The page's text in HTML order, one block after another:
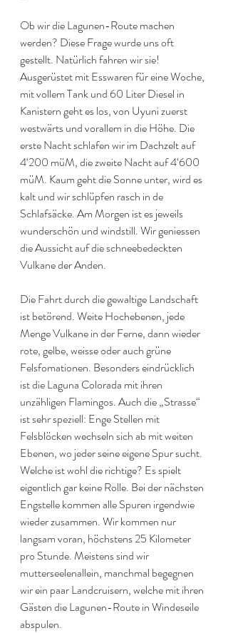
Ob wir die Lagunen-Route machen
werden? Diese Frage wurde uns oft
gestellt. Natürlich fahren wir sie!
Ausgerüstet mit Esswaren für eine Woche,
mit vollem Tank und 60 Liter Diesel in
Kanistern geht es los, von Uyuni zuerst
westwärts und vorallem in die Höhe. Die
erste Nacht schlafen wir im Dachzelt auf
4‘200 müM, die zweite Nacht auf 4‘600
müM. Kaum geht die Sonne unter, wird es
kalt und wir schlüpfen rasch in de
Schlafsäcke. Am Morgen ist es jeweils
wunderschön und windstill. Wir geniessen
die Aussicht auf die schneebedeckten
Vulkane der Anden.
Die Fahrt durch die gewaltige Landschaft
ist betörend. Weite Hochebenen, jede
Menge Vulkane in der Ferne, dann wieder
rote, gelbe, weisse oder auch grüne
Felsfomationen. Besonders eindrücklich
ist die Laguna Colorada mit ihren
unzähligen Flamingos. Auch die „Strasse“
ist sehr speziell: Enge Stellen mit
Felsblöcken wechseln sich ab mit weiten
Ebenen, wo jeder seine eigene Spur sucht.
Welche ist wohl die richtige? Es spielt
eigentlich gar keine Rolle. Bei der nächsten
Engstelle kommen alle Spuren irgendwie
wieder zusammen. Wir kommen nur
langsam voran, höchstens 25 Kilometer
pro Stunde. Meistens sind wir
mutterseelenallein, manchmal begegnen
wir ein paar Landcruisern, welche mit ihren
Gästen die Lagunen-Route in Windeseile
abspulen.